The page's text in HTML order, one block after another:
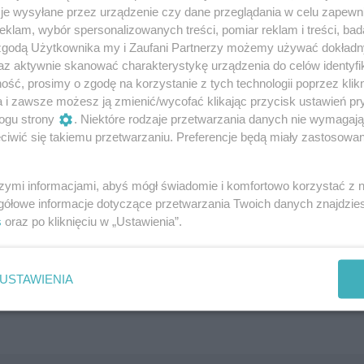
Góra, 2022. Kuratorka „Patrzcie na tę chwilę jak drga”,
do przyjęcia”, Berlin, 2022; „W jakim pięknym miejscu
Pracowała w dyplomacji publicznej w MSZ jako
Polskich w Kijowie (2008-2014) i w Sankt-
Sztuki w Łodzi (2021-2022). Członkini polskiej sekcji
events/918690953483017/
wysyłane przez urządzenie czy dane przeglądania w celu
wybór spersonalizowanych treści, pomiar reklam i treści,
Użytkownika my i Zaufani Partnerzy możemy używać
aktywnie skanować charakterystykę urządzenia do celów
prosimy o zgodę na korzystanie z tych technologii poprzez
i zawsze możesz ją zmienić/wycofać klikając przycisk ustawień
strony
. Niektóre rodzaje przetwarzania danych nie
się takiemu przetwarzaniu. Preferencje będą miały
informacjami, abyś mógł świadomie i komfortowo korzystać z
informacje dotyczące przetwarzania Twoich danych
oraz po kliknięciu w „Ustawienia”.
USTAWIENIA